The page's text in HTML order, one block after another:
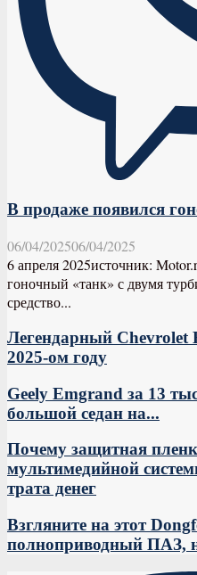
В продаже появился
06/04/202506/04/2025
6 апреля 2025источник:
гоночный «танк» с двумя
средство...
Легендарный Chevrolet
2025-ом году
Geely Emgrand за 13
большой седан на...
Почему защитная
мультимедийной
трата денег
Взгляните на этот
полноприводный ПАЗ,